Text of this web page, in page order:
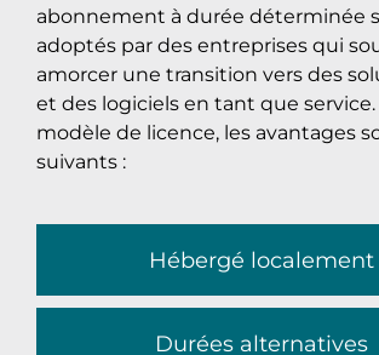
abonnement à durée déterminée
adoptés par des entreprises qui
amorcer une transition vers des
et des logiciels en tant que service.
modèle de licence, les avantages
suivants :
Hébergé localement
Durées alternatives